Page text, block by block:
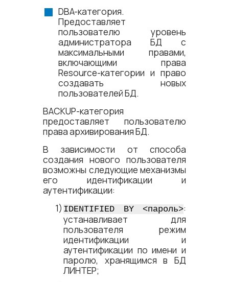
DBA-категория.
Предоставляет
пользователю уровень
администратора БД с
максимальными правами,
включающими права
Resource-категории и право
создавать новых
пользователей БД.
BACKUP-категория
предоставляет пользователю
права архивирования БД.
В зависимости от способа
создания нового пользователя
возможны следующие механизмы
его идентификации и
аутентификации:
IDENTIFIED BY <​пароль​>:
устанавливает для
пользователя режим
идентификации и
аутентификации по имени и
паролю, хранящимся в БД
ЛИНТЕР;